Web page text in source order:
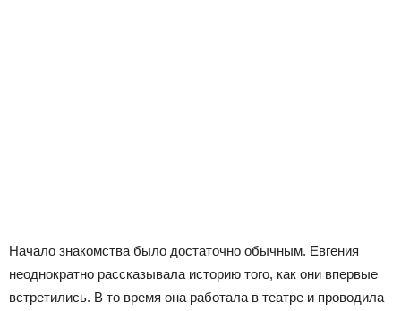
Начало знакомства было достаточно обычным. Евгения
неоднократно рассказывала историю того, как они впервые
встретились. В то время она работала в театре и проводила